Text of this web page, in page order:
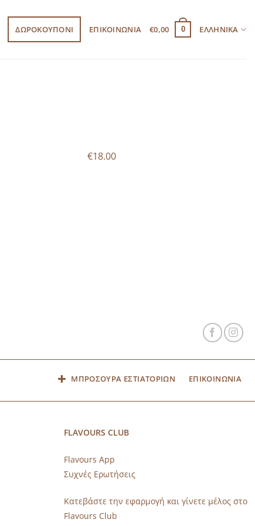
ΔΩΡΟΚΟΥΠΟΝΙ ΕΠΙΚΟΙΝΩΝΙΑ €0,00 0 ΕΛΛΗΝΙΚΆ
€18.00
ΜΠΡΟΣΟΥΡΑ ΕΣΤΙΑΤΟΡΙΩΝ ΕΠΙΚΟΙΝΩΝΙΑ
FLAVOURS CLUB
Flavours App
Συχνές Ερωτήσεις
Κατεβάστε την εφαρμογή και γίνετε μέλος στο
Flavours Club